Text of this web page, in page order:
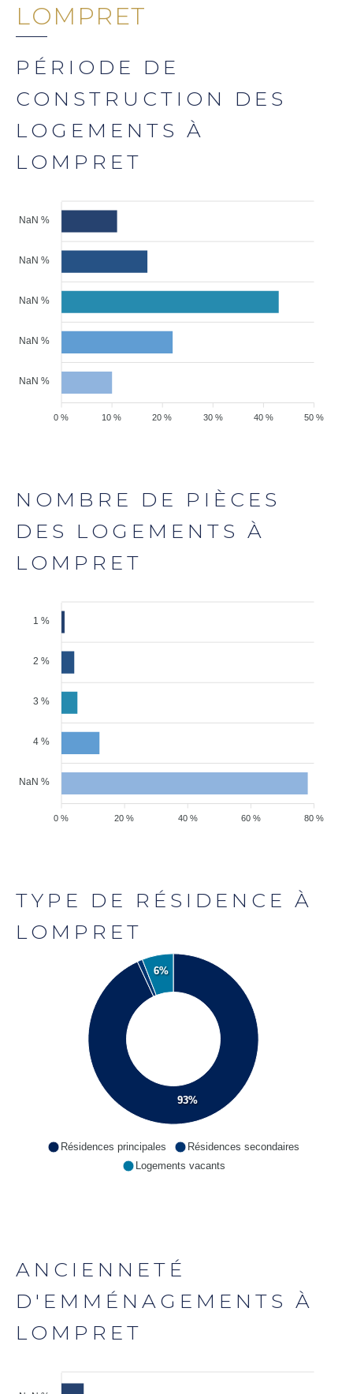
LOMPRET
PÉRIODE DE
CONSTRUCTION DES
LOGEMENTS À
LOMPRET
NaN %
NaN %
NaN %
NaN %
NaN %
50 %
40 %
30 %
20 %
10 %
0 %
NOMBRE DE PIÈCES
DES LOGEMENTS À
LOMPRET
1 %
2 %
3 %
4 %
NaN %
80 %
60 %
40 %
20 %
0 %
TYPE DE RÉSIDENCE À
LOMPRET
93%
6%
Résidences principales
Résidences secondaires
Logements vacants
ANCIENNETÉ
D'EMMÉNAGEMENTS À
LOMPRET